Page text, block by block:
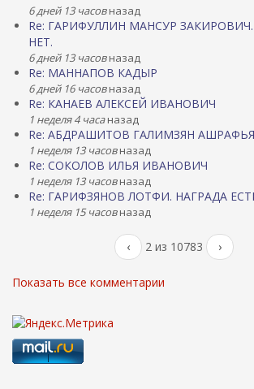
6 дней 13 часовназад
Re: ГАРИФУЛЛИН МАНСУР
НЕТ.
6 дней 13 часовназад
Re: МАННАПОВ КАДЫР
6 дней 16 часовназад
Re: КАНАЕВ АЛЕКСЕЙ ИВАНОВИЧ
1 неделя 4 часаназад
Re: АБДРАШИТОВ ГАЛИМЗЯН
1 неделя 13 часовназад
Re: СОКОЛОВ ИЛЬЯ ИВАНОВИЧ
1 неделя 13 часовназад
Re: ГАРИФЗЯНОВ ЛОТФИ. НАГРАДА
1 неделя 15 часовназад
‹ 2 из 10783 ›
Показать все комментарии